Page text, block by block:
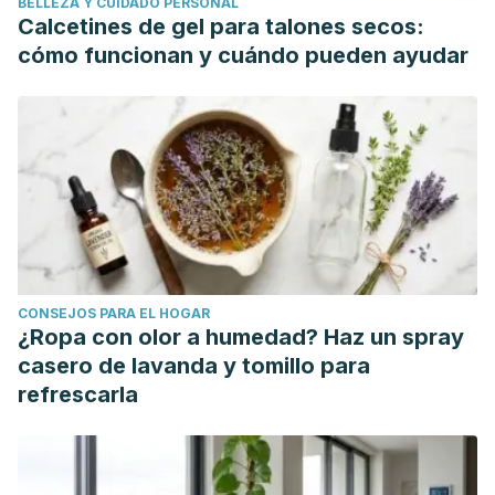
Cavorsi, K., Prabhakar, P., & Kirby, C. (2010). Acute
pyelonephritis. Ultrasound Quarterly.
https://doi.org/10.1097/RUQ.0b013e3181dc7d0b
Craig, W. D., Wagner, B. J., & Travis, M. D. (2008).
Pyelonephritis: Radiologic-Pathologic Review.
RadioGraphics.https://doi.org/10.1148/rg.281075171
Froehner, M. (2014). Pyelonephritis. In Urology at a Glance.
https://doi.org/10.1007/978-3-642-54859-8_43
Calcetines de gel para talones secos:
cómo funcionan y cuándo pueden ayudar
CONSEJOS PARA EL HOGAR
¿Ropa con olor a humedad? Haz un spray
casero de lavanda y tomillo para
refrescarla